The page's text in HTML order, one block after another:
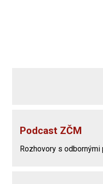
Podcast ZČM
Rozhovory s odbornými